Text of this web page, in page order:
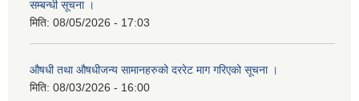
सम्बन्धी सूचना ।
मिति: 08/05/2026 - 17:03
औषधी तथा औषधीजन्य सामानहरुको दररेट माग गरिएको सूचना ।
मिति: 08/03/2026 - 16:00